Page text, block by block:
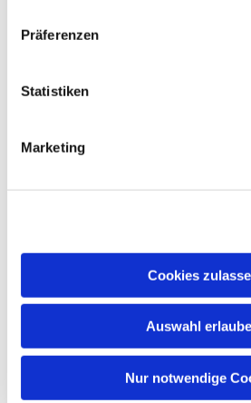
Präferenzen
Statistiken
Marketing
Cookies
Auswahl
Nur notwendige